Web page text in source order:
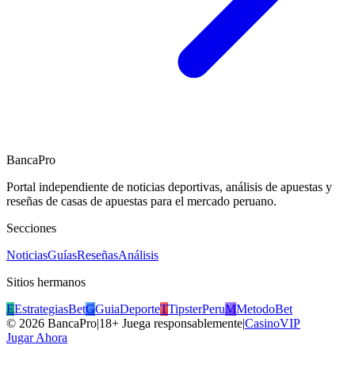
BancaPro
Portal independiente de noticias deportivas, análisis de apuestas y
reseñas de casas de apuestas para el mercado peruano.
Secciones
NoticiasGuíasReseñasAnálisis
Sitios hermanos
EEstrategiasBetGGuiaDeporteTTipsterPeruMMetodoBet
© 2026 BancaPro|18+ Juega responsablemente|CasinoVIP
Jugar Ahora